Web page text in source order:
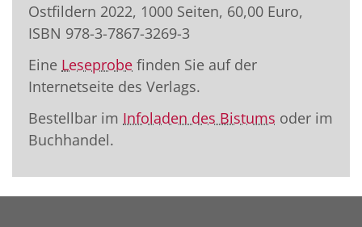
Ostfildern 2022, 1000 Seiten, 60,00 Euro,
ISBN 978-3-7867-3269-3
Eine Leseprobe finden Sie auf der
Internetseite des Verlags.
Bestellbar im Infoladen des Bistums oder im
Buchhandel.